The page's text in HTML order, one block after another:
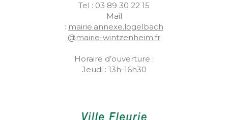
Tel : 03 89 30 22 15
Mail
: mairie.annexe.logelbach
@mairie-wintzenheim.fr
Horaire d’ouverture :
Jeudi : 13h-16h30